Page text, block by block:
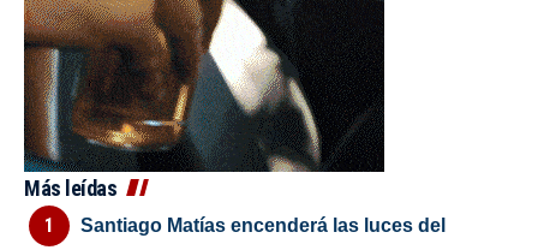
Más leídas
Santiago Matías encenderá las luces del